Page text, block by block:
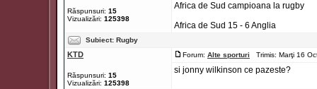
Răspunsuri: 15
Vizualizări: 125398
Africa de Sud campioana la rugby
Africa de Sud 15 - 6 Anglia
Subiect: Rugby
KTD
Răspunsuri: 15
Vizualizări: 125398
Forum: Alte sporturi Trimis: Marţi 16
si jonny wilkinson ce pazeste?